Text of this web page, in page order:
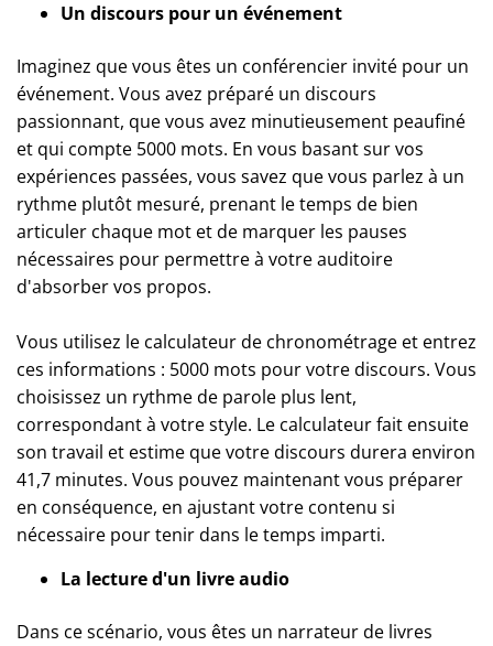
Un discours pour un événement
Imaginez que vous êtes un conférencier invité pour un
événement. Vous avez préparé un discours
passionnant, que vous avez minutieusement peaufiné
et qui compte 5000 mots. En vous basant sur vos
expériences passées, vous savez que vous parlez à un
rythme plutôt mesuré, prenant le temps de bien
articuler chaque mot et de marquer les pauses
nécessaires pour permettre à votre auditoire
d'absorber vos propos.
Vous utilisez le calculateur de chronométrage et entrez
ces informations : 5000 mots pour votre discours. Vous
choisissez un rythme de parole plus lent,
correspondant à votre style. Le calculateur fait ensuite
son travail et estime que votre discours durera environ
41,7 minutes. Vous pouvez maintenant vous préparer
en conséquence, en ajustant votre contenu si
nécessaire pour tenir dans le temps imparti.
La lecture d'un livre audio
Dans ce scénario, vous êtes un narrateur de livres